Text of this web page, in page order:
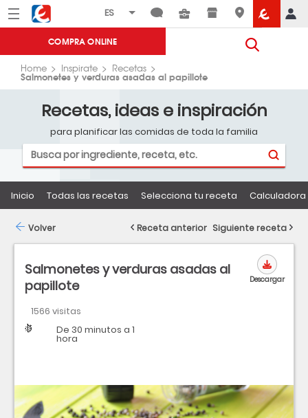
Menú Eroski
COMPRA ONLINE
Home Inspirate Recetas
Salmonetes y verduras asadas al papillote
Recetas, ideas e inspiración
para planificar las comidas de toda la familia
Inicio Todas las recetas Selecciona tu receta
Salmonetes y verduras asadas al
papillote
1566 visitas
Dificultad
Tiempo De 30 minutos a 1
hora
Descargar
Volver Receta anterior Siguiente receta